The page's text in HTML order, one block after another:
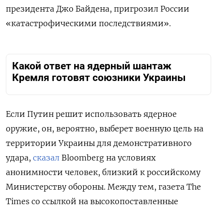
президента Джо Байдена, пригрозил России
«катастрофическими последствиями».
Какой ответ на ядерный шантаж
Кремля готовят союзники Украины
Если Путин решит использовать ядерное
оружие, он, вероятно, выберет военную цель на
территории Украины для демонстративного
удара, сказал Bloomberg на условиях
анонимности человек, близкий к российскому
Министерству обороны. Между тем, газета The
Times со ссылкой на высокопоставленные